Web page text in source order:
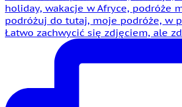
Łatwo zachwycić się zdjęciem, ale